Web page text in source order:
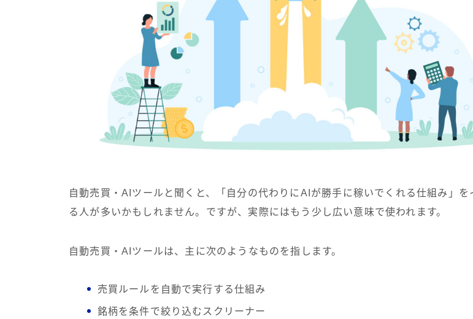
自動売買・AIツールと聞くと、「自分の代わりにAIが勝手に稼いでくれる仕組み」を
る人が多いかもしれません。ですが、実際にはもう少し広い意味で使われます。
自動売買・AIツールは、主に次のようなものを指します。
売買ルールを自動で実行する仕組み
銘柄を条件で絞り込むスクリーナー